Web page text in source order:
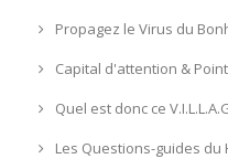
Propagez le Virus du
Capital d'attention &
Quel est donc ce
Les Questions-guides du